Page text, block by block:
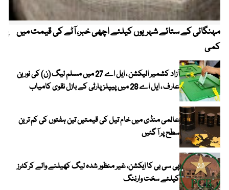
مہنگائی کے ستائے شہریوں کیلئے اچھی خبر، آٹے کی قیمت میں
کمی
آزاد کشمیر الیکشن ، ایل اے 27 میں مسلم لیگ (ن) کی نورین
عارف ، ایل اے 28 میں پیپلز پارٹی کے بازل نقوی کامیاب
عالمی منڈی میں خام تیل کی قیمتیں تین ہفتوں کی کم ترین
سطح پر آ گئیں
پی سی بی کا ایکشن، غیر منظور شدہ لیگ کھیلنے والے کرکٹرز
کیلئے سخت وارننگ